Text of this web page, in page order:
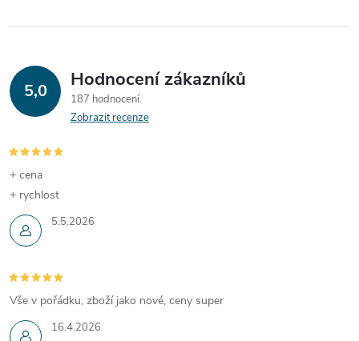
5,0 Hodnocení zákazníků
187 hodnocení
Zobrazit recenze
5.5.2026
+ cena
+ rychlost
16.4.2026
Vše v pořádku, zboží jako nové, ceny super